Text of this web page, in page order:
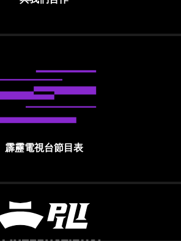
霹靂電視台節目表
霹靂國際多媒體股份有限公司 PILI